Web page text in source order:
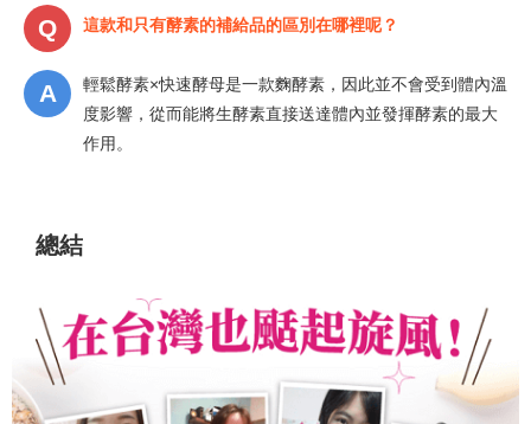
這款和只有酵素的補給品的區別在哪裡呢？
輕鬆酵素×快速酵母是一款麴酵素，因此並不會受到體內溫
度影響，從而能將生酵素直接送達體內並發揮酵素的最大
作用。
總結